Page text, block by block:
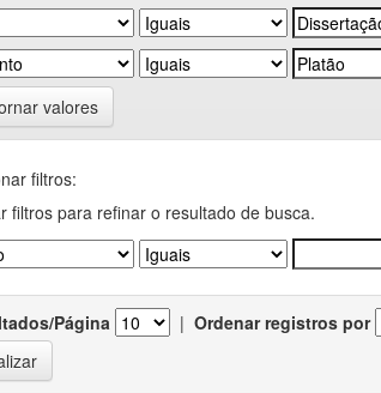
valores
filtros:
filtros para refinar o resultado de busca.
Página | Ordenar registros por